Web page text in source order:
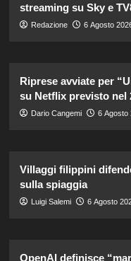
streaming su Sky e
Redazione 6 Agosto
Riprese avviate per
su Netflix previsto nel
Dario Cangemi 6 Agosto
Villaggi filippini
sulla spiaggia
Luigi Salemi 6 Agosto
OpenAI definisce